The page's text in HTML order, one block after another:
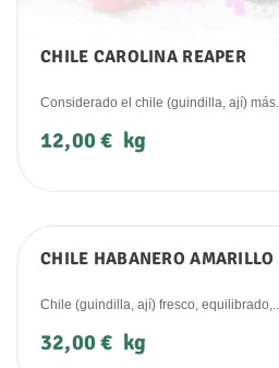
CHILE CAROLINA REAPER
Considerado el chile (guindilla, ají) más...
Precio
12,00 € kg
CHILE HABANERO AMARILLO
Chile (guindilla, ají) fresco, equilibrado,...
Precio
32,00 € kg